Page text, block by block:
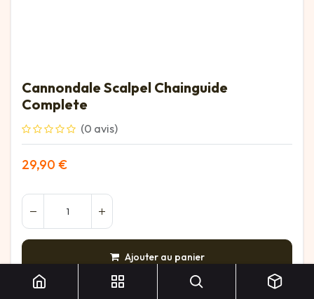
Cannondale Scalpel Chainguide
Complete
(0 avis)
29,90 €
Ajouter au panier